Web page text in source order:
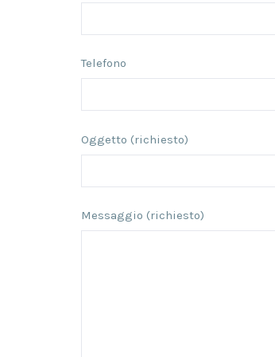
Telefono
Oggetto (richiesto)
Messaggio (richiesto)